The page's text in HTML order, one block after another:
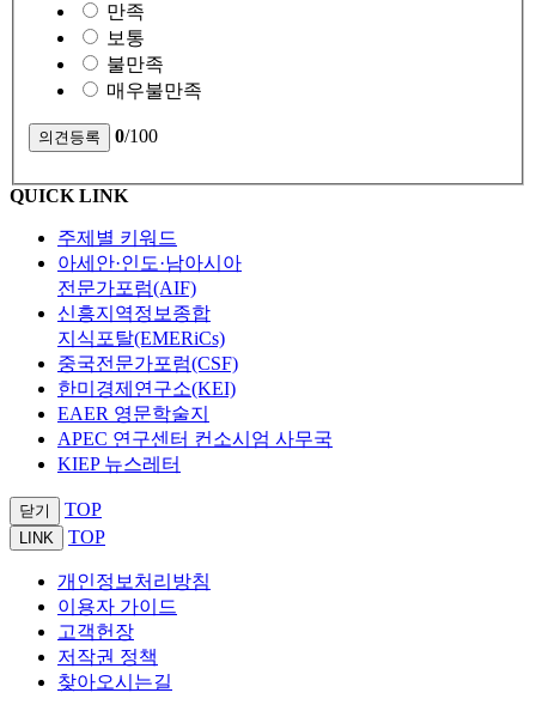
만족
보통
불만족
매우불만족
0/100
QUICK LINK
주제별 키워드
아세안·인도·남아시아
전문가포럼(AIF)
신흥지역정보종합
지식포탈(EMERiCs)
중국전문가포럼(CSF)
한미경제연구소(KEI)
EAER 영문학술지
APEC 연구센터 컨소시엄 사무국
KIEP 뉴스레터
닫기 TOP
LINK TOP
개인정보처리방침
이용자 가이드
고객헌장
저작권 정책
찾아오시는길